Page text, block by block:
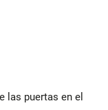
las puertas en el